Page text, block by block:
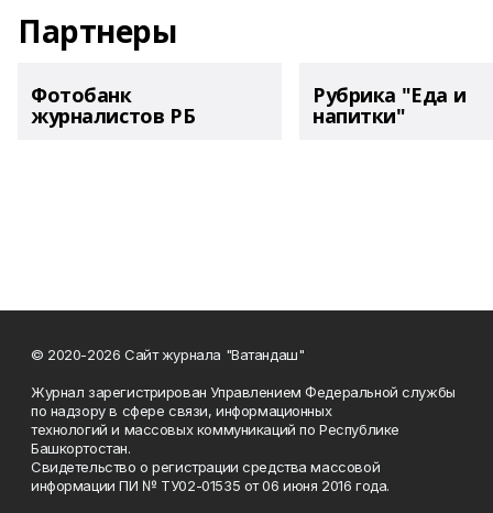
Партнеры
Фотобанк
журналистов РБ
Рубрика "Еда и
напитки"
© 2020-2026 Сайт журнала "Ватандаш"
Журнал зарегистрирован Управлением Федеральной службы
по надзору в сфере связи, информационных
технологий и массовых коммуникаций по Республике
Башкортостан.
Свидетельство о регистрации средства массовой
информации ПИ № ТУ02-01535 от 06 июня 2016 года.